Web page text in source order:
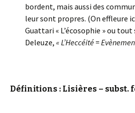
bordent, mais aussi des
leur sont propres. (On effleure
Guattari « L’écosophie » ou
Deleuze, « L’Heccéité =
Définitions : Lisières – subst.